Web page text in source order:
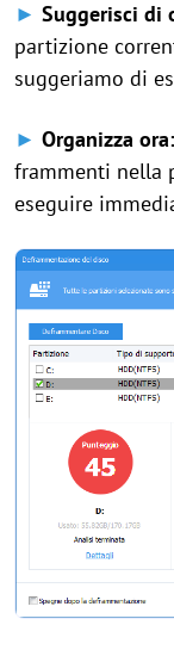
► Suggerisci di
partizione
suggeriamo di
► Organizza
frammenti nella
eseguire